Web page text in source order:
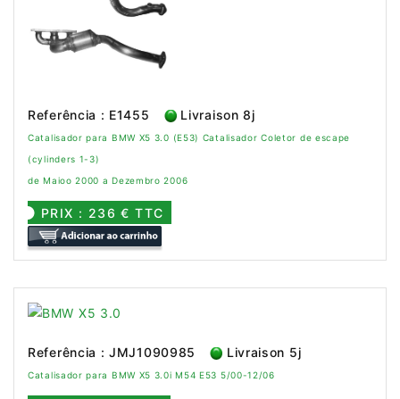
Referência : E1455 Livraison 8j
Catalisador para BMW X5 3.0 (E53) Catalisador Coletor de escape
(cylinders 1-3)
de Maioo 2000 a Dezembro 2006
PRIX : 236 € TTC
Referência : JMJ1090985 Livraison 5j
Catalisador para BMW X5 3.0i M54 E53 5/00-12/06